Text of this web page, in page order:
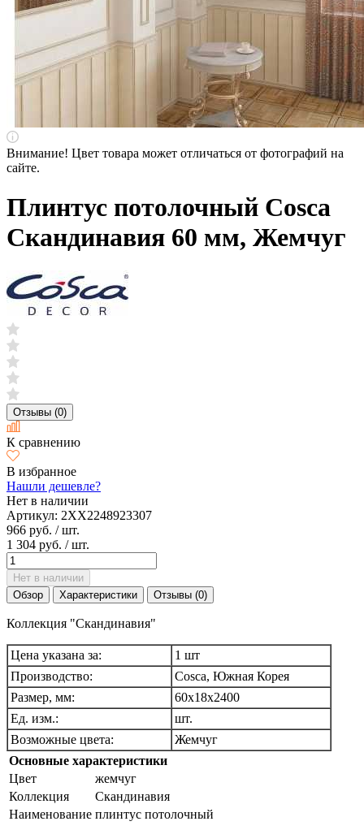
Внимание! Цвет товара может отличаться от фотографий на
сайте.
Плинтус потолочный Cosca
Скандинавия 60 мм, Жемчуг
Отзывы (0)
К сравнению
В избранное
Нашли дешевле?
Нет в наличии
Артикул: 2XX2248923307
966 руб. / шт.
1 304 руб. / шт.
Нет в наличии
Обзор
Характеристики Отзывы (0)
Коллекция "Скандинавия"
Цена указана за:
1 шт
Производство:
Cosca, Южная Корея
Размер, мм:
60х18х2400
Ед. изм.:
шт.
Возможные цвета:
Жемчуг
Основные характеристики
Цвет
жемчуг
Коллекция
Скандинавия
Наименование плинтус потолочный